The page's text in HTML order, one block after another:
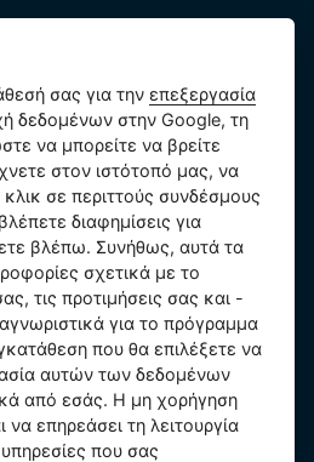
και λοιπών δεδομένων
cookie
σας για τηνεπεξεργασία
δεδομένων στην Google, τη
να μπορείτε να βρείτε
στον ιστότοπό μας, να
σε περιττούς συνδέσμους
διαφημίσεις για
βλέπω. Συνήθως, αυτά τα
σχετικά με το
τις προτιμήσεις σας και -
για το πρόγραμμα
που θα επιλέξετε να
αυτών των δεδομένων
από εσάς. Η μη χορήγηση
να επηρεάσει τη λειτουργία
που σας